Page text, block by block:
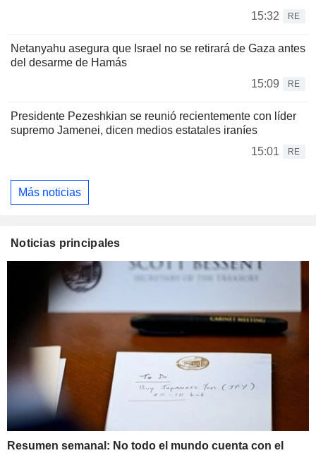
15:32
RE
Netanyahu asegura que Israel no se retirará de Gaza antes
del desarme de Hamás
15:09
RE
Presidente Pezeshkian se reunió recientemente con líder
supremo Jamenei, dicen medios estatales iraníes
15:01
RE
Más noticias
Noticias principales
Resumen semanal: No todo el mundo cuenta con el